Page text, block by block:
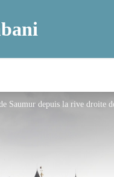
Saumur depuis la rive droite